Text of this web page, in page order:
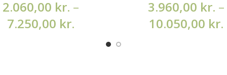
2.060,00 kr. –
7.250,00 kr.
3.960,00 kr. –
10.050,00 kr.